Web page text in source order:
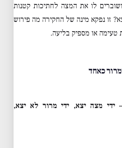
לו את המצה לחתיכות קטנות
זו נפקא מינה של החקירה מה פירוש
טעימה או מספיק בליעה.
כאחד
מצה יצא, ידי מרור לא יצא,